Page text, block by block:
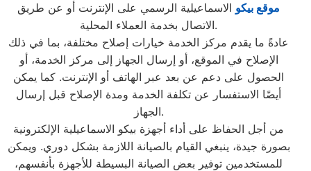
موقع بيكو الاسماعيلية الرسمي على الإنترنت أو عن طريق
الاتصال بخدمة العملاء المحلية.
عادةً ما يقدم مركز الخدمة خيارات إصلاح مختلفة، بما في ذلك
الإصلاح في الموقع، أو إرسال الجهاز إلى مركز الخدمة، أو
الحصول على دعم عن بعد عبر الهاتف أو الإنترنت. كما يمكن
أيضًا الاستفسار عن تكلفة الخدمة ومدة الإصلاح قبل إرسال
الجهاز.
من أجل الحفاظ على أداء أجهزة بيكو الاسماعيلية الإلكترونية
بصورة جيدة، ينبغي القيام بالصيانة اللازمة بشكل دوري. ويمكن
للمستخدمين توفير بعض الصيانة البسيطة للأجهزة بأنفسهم،